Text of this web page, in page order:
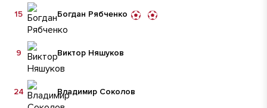
Богдан Рябченко
15
Виктор Няшуков
9
Владимир Соколов
24